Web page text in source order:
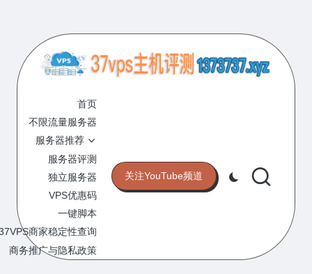
content
7
V
P
S
主
机
评
的
VPS
网
站
首页
不限流量服务器
服务器推荐
服务器评测
独立服务器
VPS优惠码
一键脚本
商家稳定性查询
商务推广与隐私政策
关注YouTube频道